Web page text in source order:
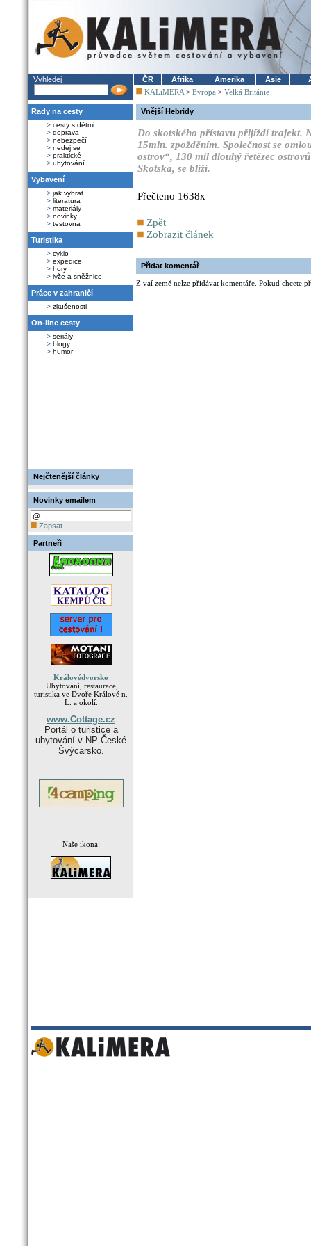
Vyhledej
Rady na cesty
> cesty s dětmi
> doprava
> nebezpečí
> nedej se
> praktické
> ubytování
Vybavení
> jak vybrat
> literatura
> materiály
> novinky
> testovna
Turistika
> cyklo
> expedice
> hory
> lyže a sněžnice
Práce v zahraničí
> zkušenosti
On-line cesty
> seriály
> blogy
> humor
Nejčtenější články
Novinky emailem
Zapsat
Partneři
Královédvorsko
Ubytování, restaurace,
turistika ve Dvoře Králové n.
L. a okolí.
www.Cottage.cz
Portál o turistice a
ubytování v NP České
Švýcarsko.
Naše ikona:
ČR Afrika Amerika Asie
KALiMERA > Evropa > Velká Británie
Vnější Hebridy
Do skotského přístavu přijíždí trajekt.
15min. zpožděním. Společnost se
ostrov“, 130 mil dlouhý řetězec
Skotska, se blíží.
Přečteno 1638x
Zpět
Zobrazit článek
Přidat komentář
Z vaí země nelze přidávat komentáře. Pokud chcete